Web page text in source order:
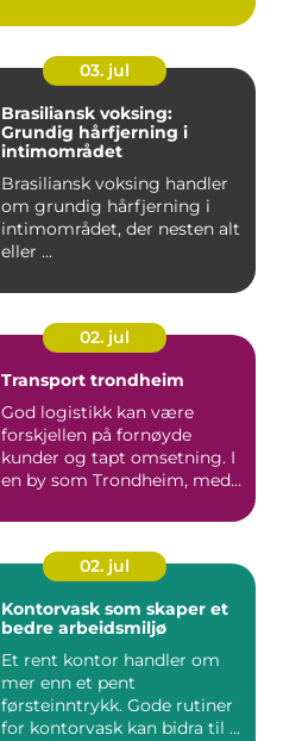
03. jul
Brasiliansk voksing:
Grundig hårfjerning i
intimområdet
Brasiliansk voksing handler
om grundig hårfjerning i
intimområdet, der nesten alt
eller ...
02. jul
Transport trondheim
God logistikk kan være
forskjellen på fornøyde
kunder og tapt omsetning. I
en by som Trondheim, med
02. jul
Kontorvask som skaper et
bedre arbeidsmiljø
Et rent kontor handler om
mer enn et pent
førsteinntrykk. Gode rutiner
for kontorvask kan bidra til ...